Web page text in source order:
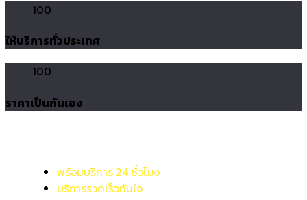
100
ให้บริการทั่วประเทศ
100
ราคาเป็นกันเอง
พร้อมบริการ 24 ชั่วโมง
บริการรวดเร็วทันใจ